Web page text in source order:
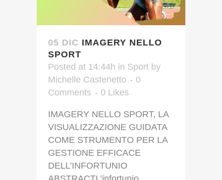
05 DIC IMAGERY NELLO
SPORT
Posted at 14:44h in Sport by
Michelle Castenetto
0
Comments
0 Likes
IMAGERY NELLO SPORT, LA
VISUALIZZAZIONE GUIDATA
COME STRUMENTO PER LA
GESTIONE EFFICACE
DELL’INFORTUNIO